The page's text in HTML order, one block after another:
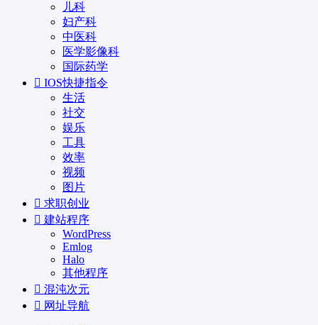
儿科
妇产科
中医科
医学影像科
国际药学
IOS快捷指令
生活
社交
娱乐
工具
效率
视频
图片
求职创业
建站程序
WordPress
Emlog
Halo
其他程序
混沌次元
网址导航